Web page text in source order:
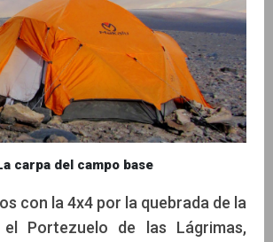
carpa del campo base
con la 4x4 por la quebrada de la
Portezuelo de las Lágrimas,